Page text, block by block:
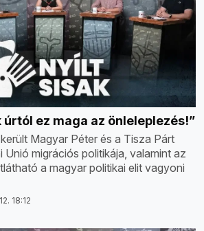
úrtól ez maga az önleleplezés!”
Magyar Péter és a Tisza Párt
Unió migrációs politikája, valamint az
a magyar politikai elit vagyoni
18:12